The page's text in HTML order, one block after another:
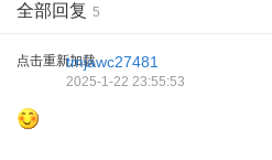
全部回复 5
点击重新加载tmjawc27481
2025-1-22 23:55:53